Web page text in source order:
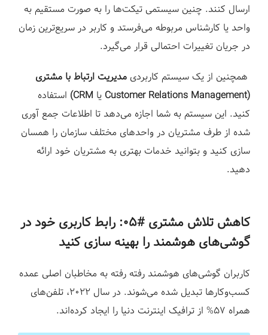
ارسال کنند. چنین سیستمی تیکت‌ها را به صورت مستقیم به
واحد یا کارشناس مربوطه می‌فرستد و کاربر در سریع‌ترین زمان
در جریان تغییرات احتمالی قرار می‌گیرد.
همچنین از یک سیستم کاربردی مدیریت ارتباط با مشتری
(Customer Relations Management
یا CRM) استفاده
کنید. این سیستم به شما اجازه می‌دهد تا اطلاعات جمع آوری
شده از طرف مشتریان در واحدهای مختلف سازمان را همسان
سازی کنید و بتوانید خدمات بهتری به مشتریان خود ارائه
دهید.
کاهش تلاش مشتری #۰۵:
رابط کاربری خود در
گوشی‌های هوشمند را بهینه سازی کنید
کاربران گوشی‌های هوشمند رفته رفته به مخاطبان اصلی عمده
کسب‌وکارها تبدیل شده می‌شوند. در سال ۲۰۲۲، تلفن‌های
همراه ۵۷% از ترافیک اینترنت دنیا را ایجاد کرده‌اند.